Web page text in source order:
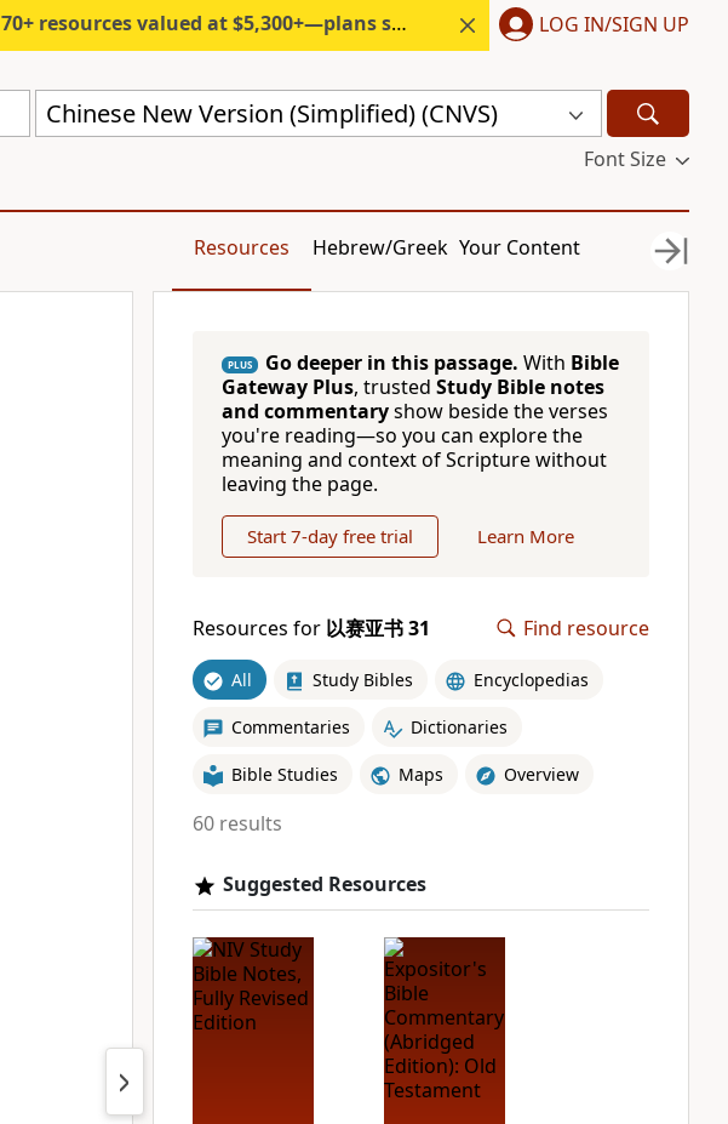
70+ resources valued at $5,300+—plans start under $6/month. LOG IN/SIGN UP
Chinese New Version (Simplified) (CNVS)
Font Size
Resources Hebrew/Greek Your Content
PLUS Go deeper in this passage. With Bible
Gateway Plus, trusted Study Bible notes
and commentaryshow beside the verses
you're reading—so you can explore the
meaning and context of Scripture without
leaving the page.
Start 7-day free trial Learn More
Resources for 以赛亚书 31 Find resource
All Study Bibles Encyclopedias
Commentaries Dictionaries
Bible Studies Maps Overview
60 results
Suggested Resources